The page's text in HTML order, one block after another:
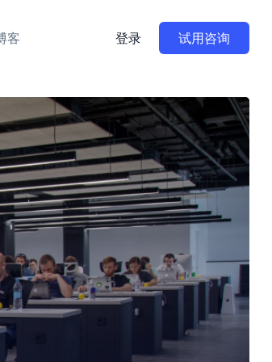
客 登录 试用咨询